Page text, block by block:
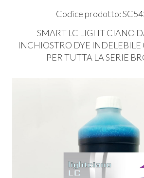
Codice prodotto:
SMART LC LIGHTCIANO
INCHIOSTRO DYE INDELEBILE
PER TUTTA LASERIE